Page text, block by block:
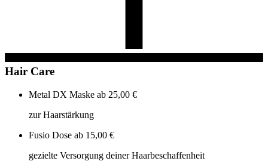
Hair Care
Metal DX Maske ab 25,00 €
zur Haarstärkung
Fusio Dose ab 15,00 €
gezielte Versorgung deiner Haarbeschaffenheit